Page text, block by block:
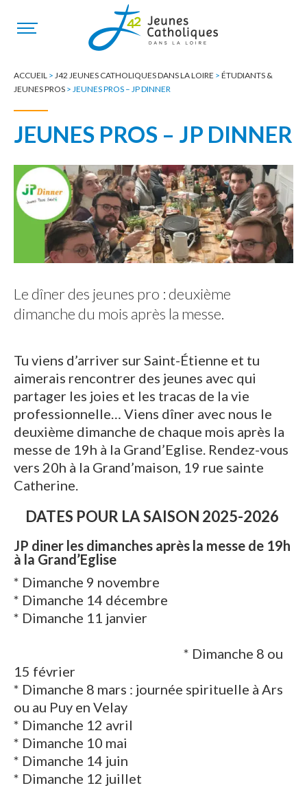
ACCUEIL > J42 JEUNES CATHOLIQUES DANS LA LOIRE > ÉTUDIANTS &
JEUNES PROS > JEUNES PROS – JP DINNER
JEUNES PROS – JP DINNER
Le dîner des jeunes pro : deuxième
dimanche du mois après la messe.
Tu viens d’arriver sur Saint-Étienne et tu
aimerais rencontrer des jeunes avec qui
partager les joies et les tracas de la vie
professionnelle… Viens dîner avec nous le
deuxième dimanche de chaque mois après la
messe de 19h à la Grand’Eglise. Rendez-vous
vers 20h à la Grand’maison, 19 rue sainte
Catherine.
DATES POUR LA SAISON 2025-2026
JP diner les dimanches après la messe de 19h
à la Grand’Eglise
* Dimanche 9 novembre
* Dimanche 14 décembre
* Dimanche 11 janvier
* Dimanche 8 ou
15 février
* Dimanche 8 mars : journée spirituelle à Ars
ou au Puy en Velay
* Dimanche 12 avril
* Dimanche 10 mai
* Dimanche 14 juin
* Dimanche 12 juillet